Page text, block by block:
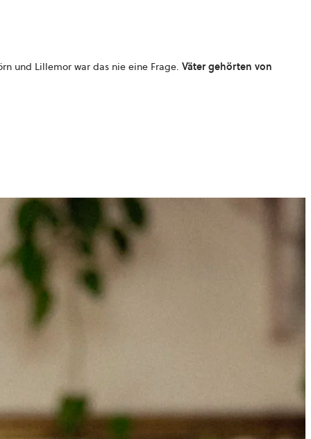
und Lillemor war das nie eine Frage. Väter gehörten von